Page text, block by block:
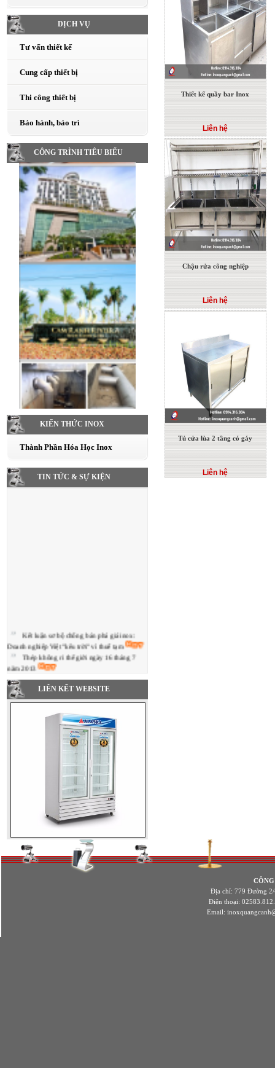
DỊCH VỤ
Tư vấn thiết kế
Cung cấp thiết bị
Thi công thiết bị
Bảo hành, bảo trì
CÔNG TRÌNH TIÊU BIỂU
KIẾN THỨC INOX
Thành Phần Hóa Học Inox
TIN TỨC & SỰ KIỆN
Kết luận sơ bộ chống bán phá giá inox:
Doanh nghiệp Việt "kêu trời" vì thuế tạm
Thép không rỉ thế giới ngày 16 tháng 7
năm 2013
kể từ giữa tháng 5 (12/06/2013)
Cần ưu đãi hơn cho ngành cơ khí
Yusco hạ giá thép không gỉ trong nước
Cần đề án quốc gia về doanh nghiệp
LIÊN KẾT WEBSITE
Thiết kế quầy bar Inox
Liên hệ
Chậu rửa công nghiệp
Liên hệ
Tủ cửa lùa 2 tầng có gáy
Liên hệ
Địa chỉ: 779 Đường 2/
Điện thoại:
Email: